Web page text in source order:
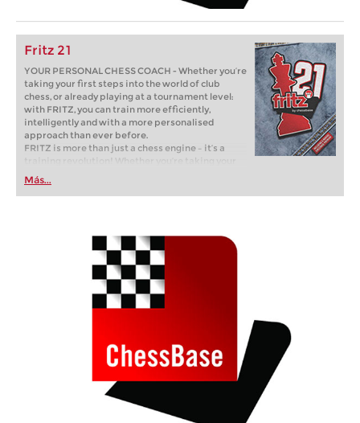
Fritz 21
YOUR PERSONAL CHESS COACH - Whether you’re
taking your first steps into the world of club
chess, or already playing at a tournament level:
with FRITZ, you can train more efficiently,
intelligently and with a more personalised
approach than ever before.
FRITZ is more than just a chess engine – it’s a
training revolution! Whether you’re taking your
first steps into the world of club chess, or already
playing at a tournament level: with FRITZ, you can
train more efficiently, intelligently and with a
Más...